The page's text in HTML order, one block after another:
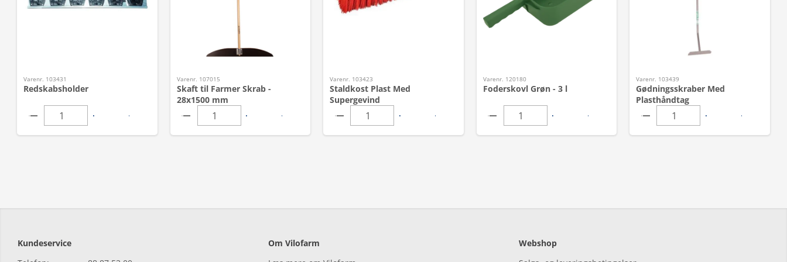
Varenr. 103431
Redskabsholder
Varenr. 107015
Skaft til Farmer Skrab -
28x1500 mm
Varenr. 103423
Staldkost Plast Med
Supergevind
Varenr. 120180
Foderskovl Grøn - 3 l
Varenr. 103439
Gødningsskraber Med
Plasthåndtag
Kundeservice
Om Vilofarm
Webshop